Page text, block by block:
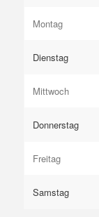
Montag
Dienstag
Mittwoch
Donnerstag
Freitag
Samstag